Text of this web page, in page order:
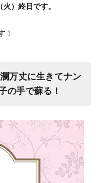
）終日です。
！
万丈に生きてナン
の手で蘇る！